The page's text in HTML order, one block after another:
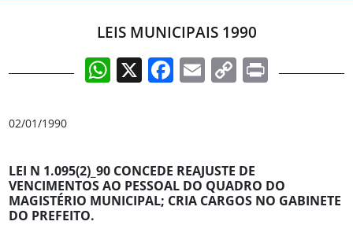
LEIS MUNICIPAIS 1990
WhatsApp
X Facebook
EmailCopyPrint
02/01/1990
LEI N 1.095(2)_90 CONCEDE REAJUSTE DE
VENCIMENTOS AO PESSOAL DO QUADRO DO
MAGISTÉRIO MUNICIPAL; CRIA CARGOS NO GABINETE
DO PREFEITO.